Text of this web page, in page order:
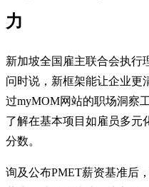
力
新加坡全国雇主联合会执行
问时说，新框架能让企业更
过myMOM网站的职场洞察
了解在基本项目如雇员多元
分数。
询及公布PMET薪资基准后